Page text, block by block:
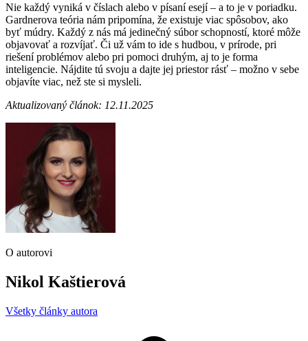
Nie každý vyniká v číslach alebo v písaní esejí – a to je v poriadku.
Gardnerova teória nám pripomína, že existuje viac spôsobov, ako
byť múdry. Každý z nás má jedinečný súbor schopností, ktoré môže
objavovať a rozvíjať. Či už vám to ide s hudbou, v prírode, pri
riešení problémov alebo pri pomoci druhým, aj to je forma
inteligencie. Nájdite tú svoju a dajte jej priestor rásť – možno v sebe
objavíte viac, než ste si mysleli.
Aktualizovaný článok: 12.11.2025
O autorovi
Nikol Kaštierová
Všetky články autora